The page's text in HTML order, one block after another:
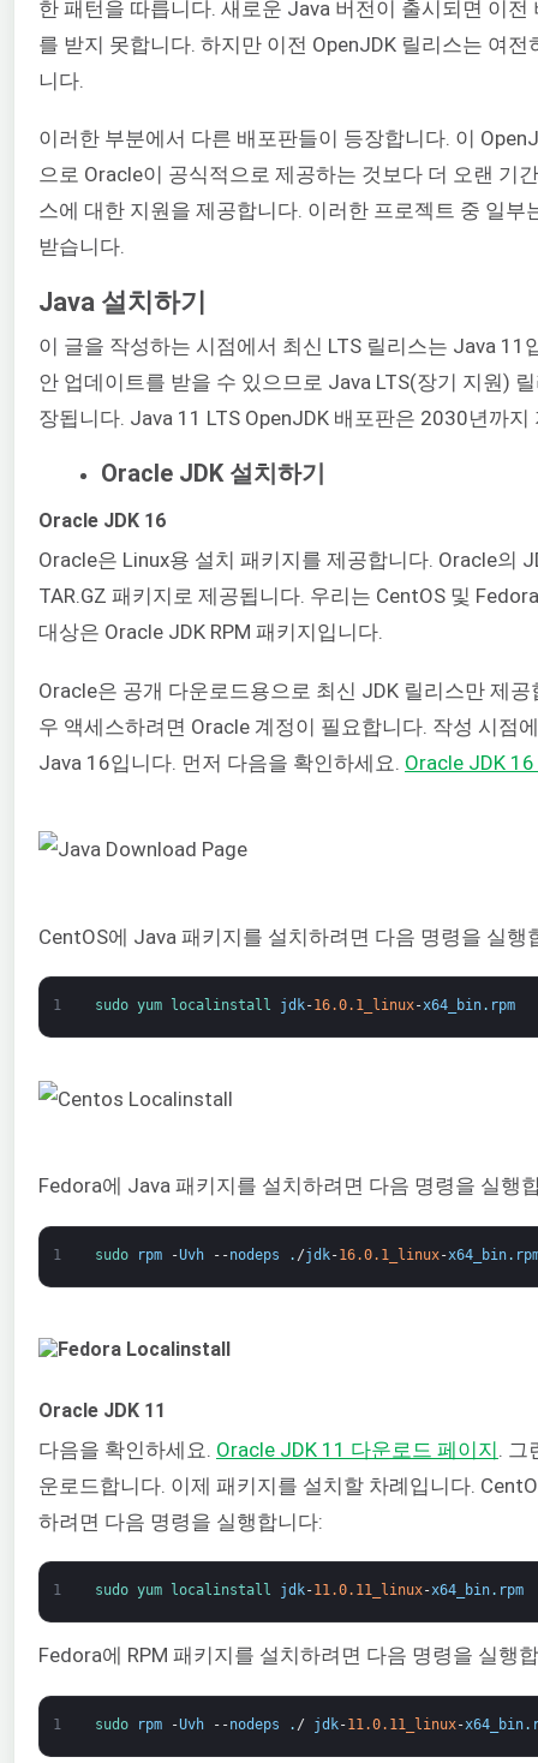
한 패턴을 따릅니다. 새로운 Java 버전이 출시되면 이전
를 받지 못합니다. 하지만 이전 OpenJDK 릴리스는 여
니다.
이러한 부분에서 다른 배포판들이 등장합니다. 이
으로 Oracle이 공식적으로 제공하는 것보다 더 오랜 기
스에 대한 지원을 제공합니다. 이러한 프로젝트 중 일부
받습니다.
Java 설치하기
이 글을 작성하는 시점에서 최신 LTS 릴리스는 Java 11
안 업데이트를 받을 수 있으므로 Java LTS(장기 지원)
장됩니다. Java 11 LTS OpenJDK 배포판은 2030년까
Oracle JDK 설치하기
Oracle JDK 16
Oracle은 Linux용 설치 패키지를 제공합니다. Oracle의
TAR.GZ 패키지로 제공됩니다. 우리는 CentOS 및
대상은 Oracle JDK RPM 패키지입니다.
Oracle은 공개 다운로드용으로 최신 JDK 릴리스만 제
우 액세스하려면 Oracle 계정이 필요합니다. 작성 시점
Java 16입니다. 먼저 다음을 확인하세요. Oracle JDK
CentOS에 Java 패키지를 설치하려면 다음 명령을 실행
1 sudo yum localinstall jdk-16.0.1_linux-x64_bin. rpm
Fedora에 Java 패키지를 설치하려면 다음 명령을 실행
1 sudo rpm -Uvh --nodeps . /jdk-16.0.1_linux-x64_bin.
Oracle JDK 11
다음을 확인하세요. Oracle JDK 11 다운로드 페이지 . 그
운로드합니다. 이제 패키지를 설치할 차례입니다.
하려면 다음 명령을 실행합니다:
1 sudo yum localinstall jdk-11.0.11_linux-x64_bin. rpm
Fedora에 RPM 패키지를 설치하려면 다음 명령을 실행
1 sudo rpm -Uvh --nodeps . / jdk-11.0.11_linux-x64_bin.